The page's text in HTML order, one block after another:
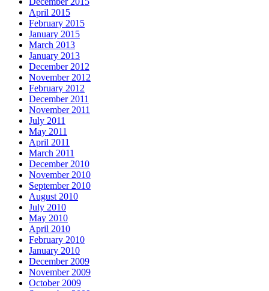
April 2015
February 2015
January 2015
March 2013
January 2013
December 2012
November 2012
February 2012
December 2011
November 2011
July 2011
May 2011
April 2011
March 2011
December 2010
November 2010
September 2010
August 2010
July 2010
May 2010
April 2010
February 2010
January 2010
December 2009
November 2009
October 2009